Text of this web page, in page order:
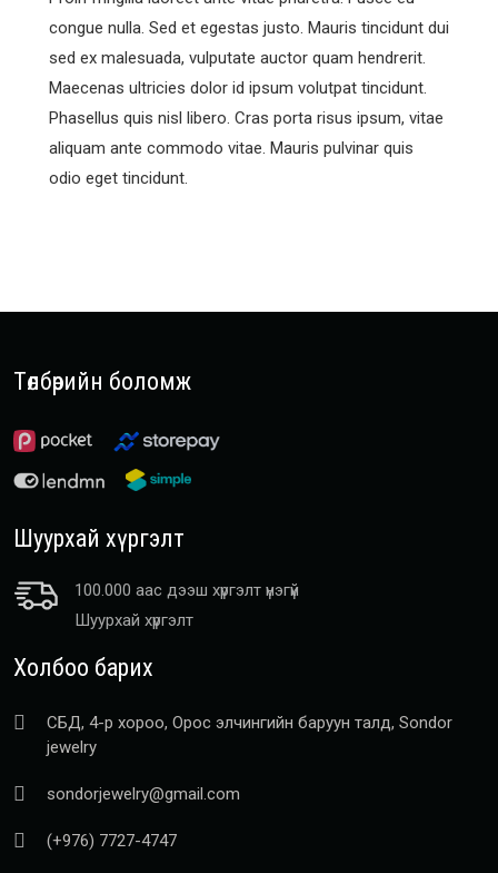
congue nulla. Sed et egestas justo. Mauris tincidunt dui
sed ex malesuada, vulputate auctor quam hendrerit.
Maecenas ultricies dolor id ipsum volutpat tincidunt.
Phasellus quis nisl libero. Cras porta risus ipsum, vitae
aliquam ante commodo vitae. Mauris pulvinar quis
odio eget tincidunt.
Төлбөрийн боломж
Шуурхай хүргэлт
100.000 аас дээш хүргэлт үнэгүй
Шуурхай хүргэлт
Холбоо барих
СБД, 4-р хороо, Орос элчингийн баруун талд, Sondor
jewelry
sondorjewelry@gmail.com
(+976) 7727-4747